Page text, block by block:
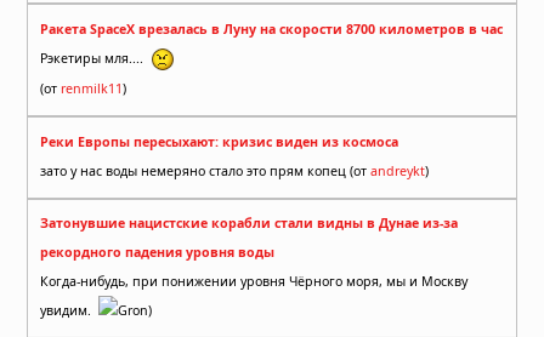
Ракета SpaceX врезалась в Луну на скорости 8700 километров в час
Рэкетиры мля....
(от renmilk11)
Реки Европы пересыхают: кризис виден из космоса
зато у нас воды немеряно стало это прям копец (от andreykt)
Затонувшие нацистские корабли стали видны в Дунае из-за
рекордного падения уровня воды
Когда-нибудь, при понижении уровня Чёрного моря, мы и Москву
увидим.
Gron)